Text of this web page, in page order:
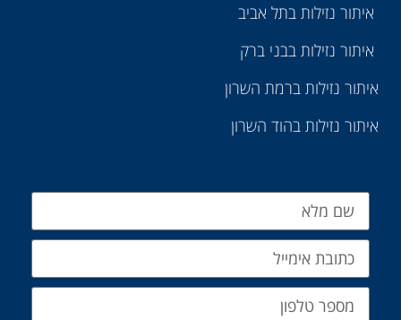
איתור נזילות בתל אביב
איתור נזילות בבני ברק
איתור נזילות ברמת השרון
איתור נזילות בהוד השרון